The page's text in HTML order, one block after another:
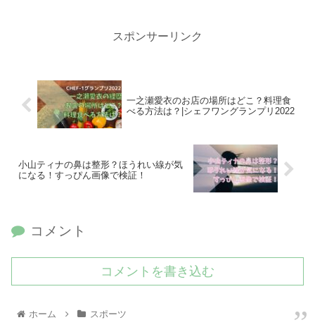
スポンサーリンク
一之瀬愛衣のお店の場所はどこ？料理食
べる方法は？|シェフワングランプリ2022
小山ティナの鼻は整形？ほうれい線が気
になる！すっぴん画像で検証！
コメント
コメントを書き込む
ホーム スポーツ